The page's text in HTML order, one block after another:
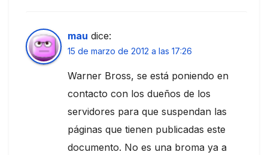
mau dice:
15 de marzo de 2012 a las 17:26
Warner Bross, se está poniendo en
contacto con los dueños de los
servidores para que suspendan las
páginas que tienen publicadas este
documento. No es una broma ya a